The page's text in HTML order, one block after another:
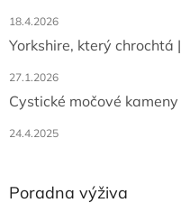
18.4.2026
Yorkshire, který chrochtá |
27.1.2026
Cystické močové kameny
24.4.2025
Poradna výživa